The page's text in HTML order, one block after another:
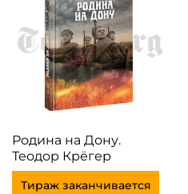
Родина на Дону.
Теодор Крёгер
Тираж заканчивается